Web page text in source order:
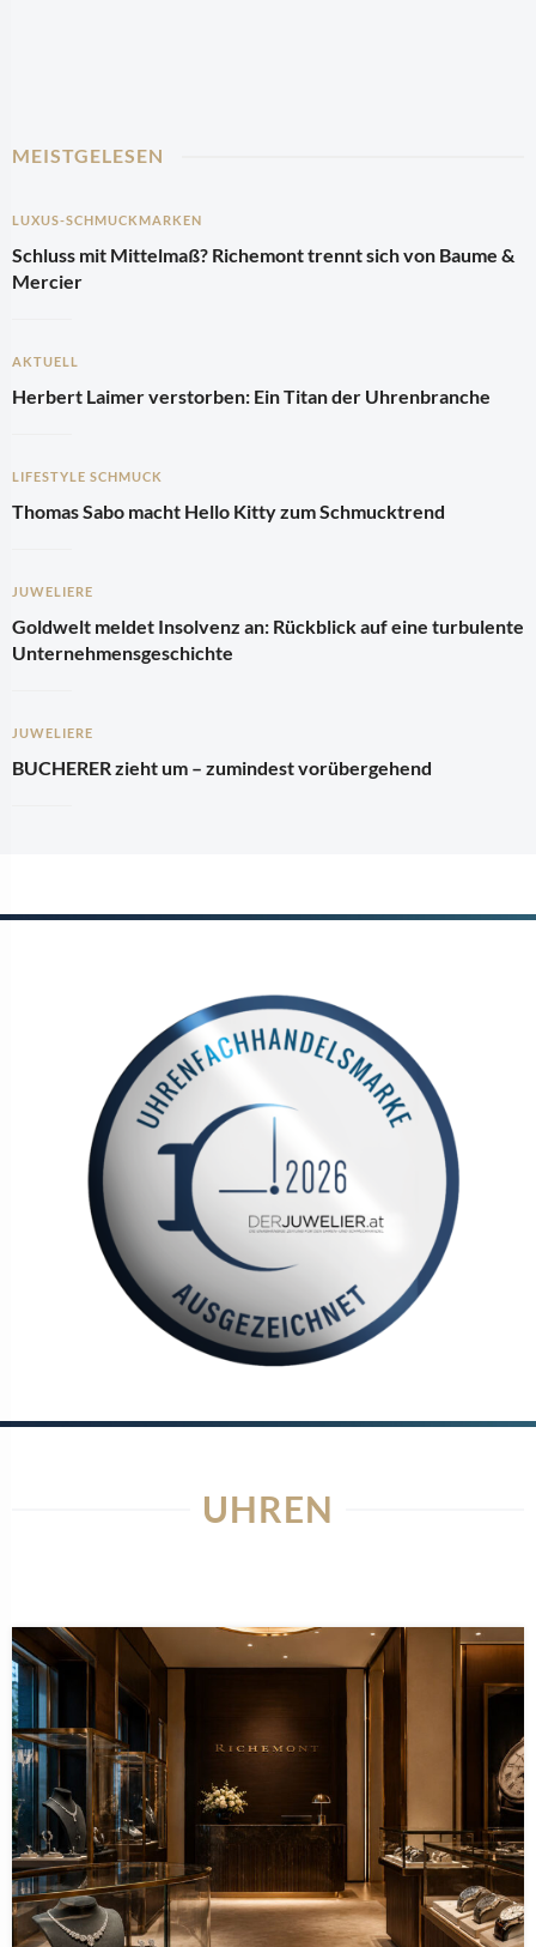
MEISTGELESEN
LUXUS-SCHMUCKMARKEN
Schluss mit Mittelmaß? Richemont trennt sich von Baume &
Mercier
AKTUELL
Herbert Laimer verstorben: Ein Titan der Uhrenbranche
LIFESTYLE SCHMUCK
Thomas Sabo macht Hello Kitty zum Schmucktrend
JUWELIERE
Goldwelt meldet Insolvenz an: Rückblick auf eine turbulente
Unternehmensgeschichte
JUWELIERE
BUCHERER zieht um – zumindest vorübergehend
UHREN